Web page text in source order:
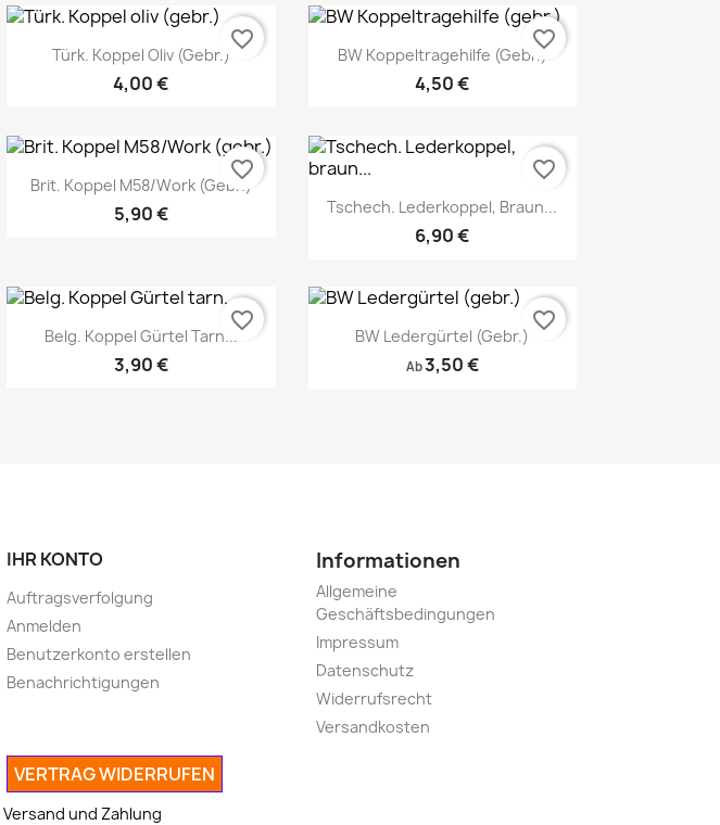
Vorschau
Türk. Koppel Oliv (gebr.)
4,00 €
favorite_border
Vorschau
BW Koppeltragehilfe (gebr.)
4,50 €
favorite_border
Brit. Koppel M58/Work (gebr.)
5,90 €
favorite_border
Tschech. Lederkoppel, Braun...
6,90 €
favorite_border
Belg. Koppel Gürtel Tarn...
3,90 €
favorite_border
BW Ledergürtel (gebr.)
Ab3,50 €
favorite_border
IHR KONTO
Auftragsverfolgung
Anmelden
Benutzerkonto erstellen
Benachrichtigungen
Informationen
Allgemeine
Geschäftsbedingungen
Impressum
Datenschutz
Widerrufsrecht
Versandkosten
VERTRAG WIDERRUFEN
Versand und Zahlung